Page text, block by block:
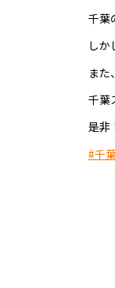
千葉
し
また
千葉
是非
#千